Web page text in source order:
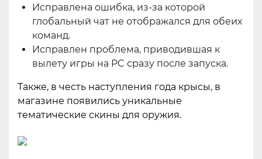
Исправлена ​​ошибка, из-за которой
глобальный чат не отображался для обеих
команд.
Исправлен проблема, приводившая к
вылету игры на PC сразу после запуска.
Также, в честь наступления года крысы, в
магазине появились уникальные
тематические скины для оружия.